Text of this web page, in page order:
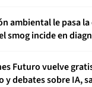
ambiental le pasa
smog incide en
Futuro vuelve
y debates sobre IA,